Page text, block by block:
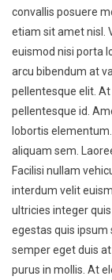
convallis posuere
etiam sit amet nisl.
euismod nisi porta
arcu bibendum at
pellentesque elit.
pellentesque id.
lobortis
aliquam sem.
Facilisi nullam
interdum velit
ultricies integer
egestas quis ipsum
semper eget duis
purus in mollis. At